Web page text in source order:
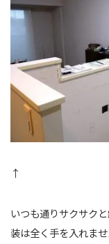
↑
いつも通りサクサク
装は全く手を入れま